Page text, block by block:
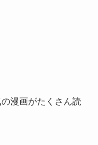
漫画がたくさん読